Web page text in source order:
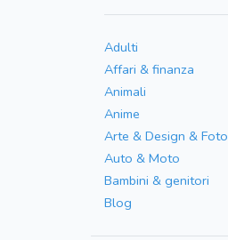
Adulti
Affari & finanza
Animali
Anime
Arte & Design & Foto
Auto & Moto
Bambini & genitori
Blog